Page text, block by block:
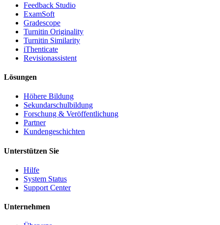
Feedback Studio
ExamSoft
Gradescope
Turnitin Originality
Turnitin Similarity
iThenticate
Revisionassistent
Lösungen
Höhere Bildung
Sekundarschulbildung
Forschung & Veröffentlichung
Partner
Kundengeschichten
Unterstützen Sie
Hilfe
System Status
Support Center
Unternehmen